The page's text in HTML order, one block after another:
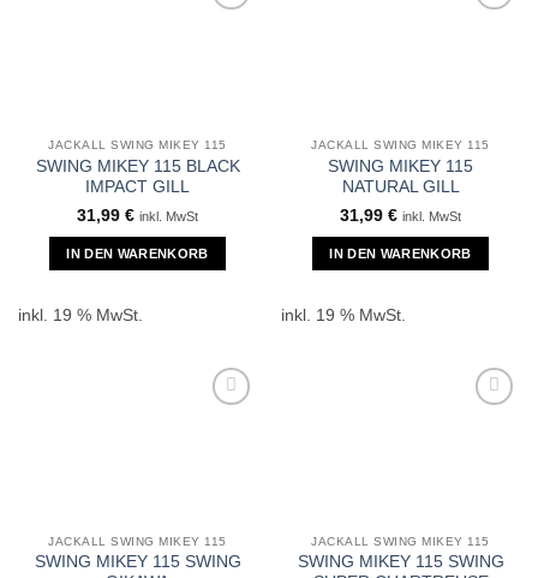
JACKALL SWING MIKEY 115
SWING MIKEY 115 BLACK
IMPACT GILL
31,99 € inkl. MwSt
IN DEN WARENKORB
inkl. 19 % MwSt.
JACKALL SWING MIKEY 115
SWING MIKEY 115
NATURAL GILL
31,99 € inkl. MwSt
IN DEN WARENKORB
inkl. 19 % MwSt.
JACKALL SWING MIKEY 115
SWING MIKEY 115 SWING
JACKALL SWING MIKEY 115
SWING MIKEY 115 SWING